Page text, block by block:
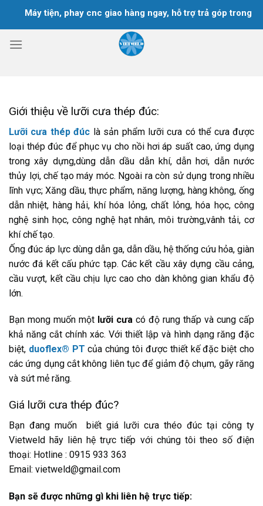
Chuyển
dung
Máy tiện, phay cnc giao hàng ngay, hỗ trợ trả góp trong 18
Giới thiệu về lưỡi cưa thép đúc:
Lưỡi cưa thép đúc là sản phẩm lưỡi cưa có thể cưa được
loại thép đúc để phục vụ cho nồi hơi áp suất cao, ứng dụng
trong xây dựng,dùng dẫn dầu dẫn khí, dẫn hơi, dẫn nước
thủy lợi, chế tạo máy móc. Ngoài ra còn sử dụng trong nhiều
lĩnh vực; Xăng dầu, thực phẩm, năng lượng, hàng không, ống
dẫn nhiệt, hàng hải, khí hóa lỏng, chất lỏng, hóa học, công
nghệ sinh học, công nghệ hạt nhân, môi trường,vânh tải, cơ
khí chế tạo.
Ống đúc áp lực dùng dẫn ga, dẫn dầu, hệ thống cứu hỏa, giàn
nước đá kết cấu phức tạp. Các kết cầu xây dựng cầu cảng,
cầu vượt, kết cầu chịu lực cao cho dàn không gian khẩu độ
lớn.
Bạn mong muốn một lưỡi cưa có độ rung thấp và cung cấp
khả năng cắt chính xác. Với thiết lập và hình dạng răng đặc
biệt, duoflex® PT của chúng tôi được thiết kế đặc biệt cho
các ứng dụng cắt không liên tục để giảm độ chụm, gãy răng
và sứt mẻ răng.
Giá lưỡi cưa thép đúc?
Bạn đang muốn biết giá lưỡi cưa théo đúc tại công ty
Vietweld hãy liên hệ trực tiếp với chúng tôi theo số điện
thoại: Hotline : 0915 933 363
Email: vietweld@gmail.com
Bạn sẽ được những gì khi liên hệ trực tiếp: